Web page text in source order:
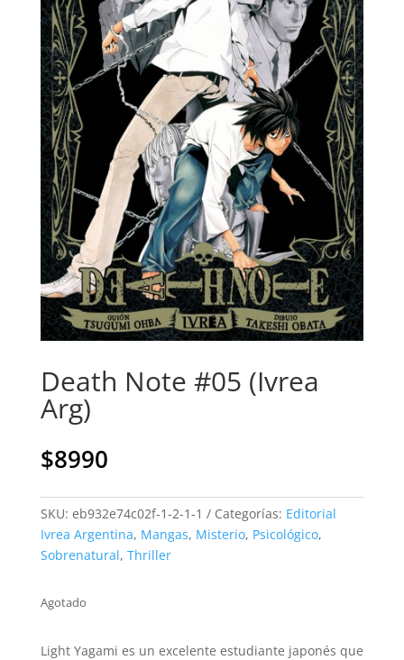
Death Note #05 (Ivrea
Arg)
$8990
SKU: eb932e74c02f-1-2-1-1 Categorías: Editorial
Ivrea Argentina, Mangas, Misterio, Psicológico,
Sobrenatural, Thriller
Agotado
Light Yagami es un excelente estudiante japonés que